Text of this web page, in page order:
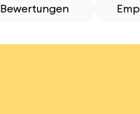
Bewertungen